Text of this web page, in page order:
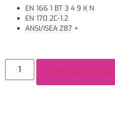
EN 166 1 BT 3 4 9 K N
EN 170 2C-1.2
ANSI/ISEA Z87 +
Ajouter Au